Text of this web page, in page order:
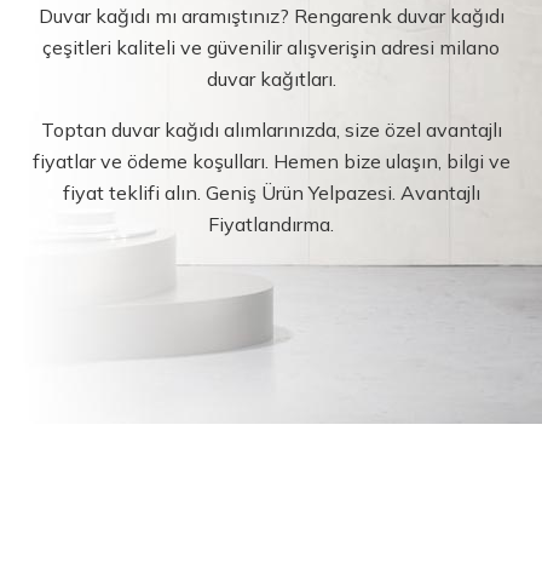
Duvar kağıdı mı aramıştınız? Rengarenk duvar kağıdı
çeşitleri kaliteli ve güvenilir alışverişin adresi milano
duvar kağıtları.
Toptan duvar kağıdı alımlarınızda, size özel avantajlı
fiyatlar ve ödeme koşulları. Hemen bize ulaşın, bilgi ve
fiyat teklifi alın. Geniş Ürün Yelpazesi. Avantajlı
Fiyatlandırma.